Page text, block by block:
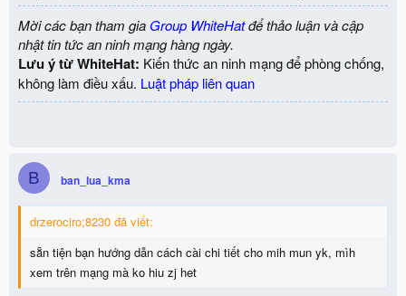
Mời các bạn tham gia Group WhiteHatđể thảo luận và cập
nhật tin tức an ninh mạng hàng ngày.
Lưu ý từ WhiteHat: Kiến thức an ninh mạng để phòng chống,
không làm điều xấu. Luật pháp liên quan
B ban_lua_kma
drzerociro;8230 đã viết:
sẵn tiện bạn hướng dẫn cách cài chi tiết cho mih mun yk, mìh
xem trên mạng mà ko hiu zj het